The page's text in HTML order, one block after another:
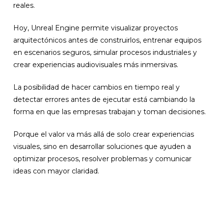
reales.
Hoy, Unreal Engine permite visualizar proyectos
arquitectónicos antes de construirlos, entrenar equipos
en escenarios seguros, simular procesos industriales y
crear experiencias audiovisuales más inmersivas.
La posibilidad de hacer cambios en tiempo real y
detectar errores antes de ejecutar está cambiando la
forma en que las empresas trabajan y toman decisiones.
Porque el valor va más allá de solo crear experiencias
visuales, sino en desarrollar soluciones que ayuden a
optimizar procesos, resolver problemas y comunicar
ideas con mayor claridad.